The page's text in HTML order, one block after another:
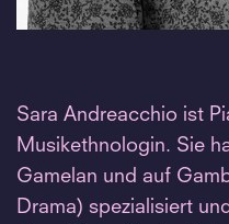
Sara Andreacchio ist
Musikethnologin. Sie
Gamelan und auf
Drama) spezialisiert